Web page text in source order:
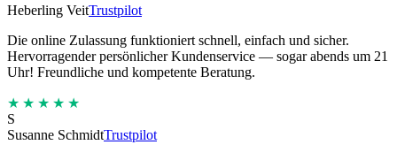
Heberling VeitTrustpilot
Die online Zulassung funktioniert schnell, einfach und sicher.
Hervorragender persönlicher Kundenservice — sogar abends um 21
Uhr! Freundliche und kompetente Beratung.
★★★★★
S
Susanne SchmidtTrustpilot